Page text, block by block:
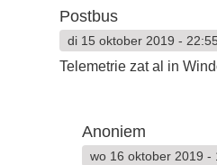
Postbus
di 15 oktober 2019 - 22:55
Telemetrie zat al in
Anoniem
wo 16 oktober 2019 -